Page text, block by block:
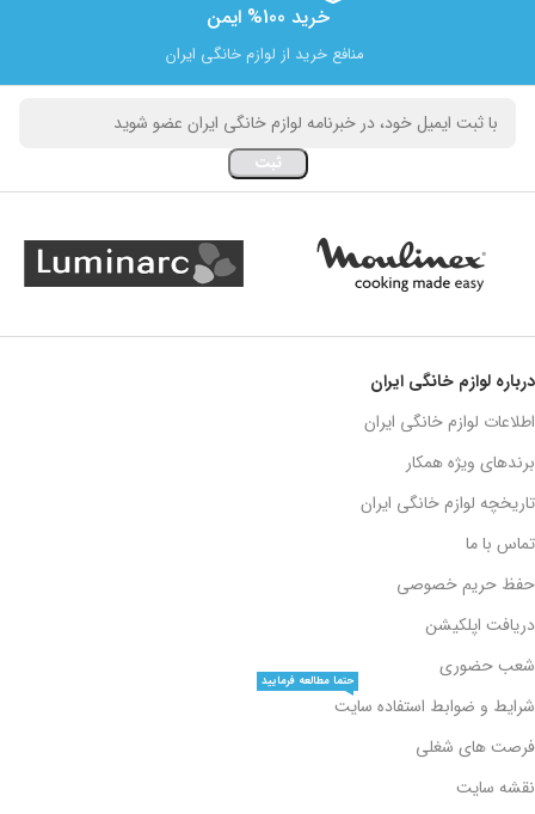
خرید 100% ایمن
منافع خرید از لوازم خانگی ایران
درباره لوازم خانگی ایران
اطلاعات لوازم خانگی ایران
برندهای ویژه همکار
تاریخچه لوازم خانگی ایران
تماس با ما
حفظ حریم خصوصی
دریافت اپلکیشن
شعب حضوری
شرایط و ضوابط استفاده سایت
حتما مطالعه فرمایید
فرصت های شغلی
نقشه سایت